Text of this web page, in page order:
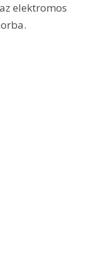
elektromos